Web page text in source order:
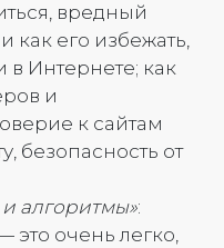
вредный
как его избежать,
в Интернете; как
и
к сайтам
безопасность от
алгоритмы»:
очень легко,